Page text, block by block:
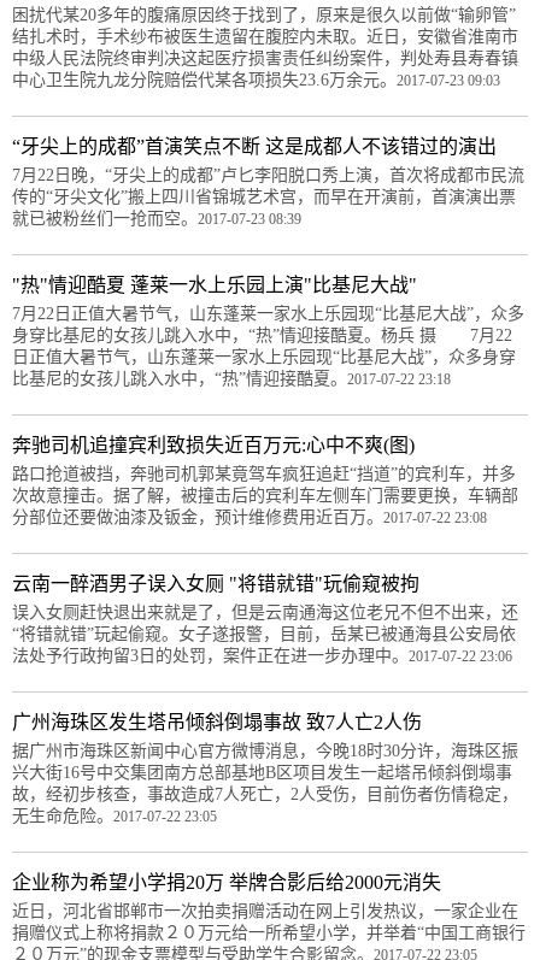
困扰代某20多年的腹痛原因终于找到了，原来是很久以前做“输卵管”
结扎术时，手术纱布被医生遗留在腹腔内未取。近日，安徽省淮南市
中级人民法院终审判决这起医疗损害责任纠纷案件，判处寿县寿春镇
中心卫生院九龙分院赔偿代某各项损失23.6万余元。 2017-07-23 09:03
“牙尖上的成都”首演笑点不断 这是成都人不该错过的演出
7月22日晚，“牙尖上的成都”卢匕李阳脱口秀上演，首次将成都市民流
传的“牙尖文化”搬上四川省锦城艺术宫，而早在开演前，首演演出票
就已被粉丝们一抢而空。 2017-07-23 08:39
"热"情迎酷夏 蓬莱一水上乐园上演"比基尼大战"
7月22日正值大暑节气，山东蓬莱一家水上乐园现“比基尼大战”，众多
身穿比基尼的女孩儿跳入水中，“热”情迎接酷夏。杨兵 摄 7月22
日正值大暑节气，山东蓬莱一家水上乐园现“比基尼大战”，众多身穿
比基尼的女孩儿跳入水中，“热”情迎接酷夏。 2017-07-22 23:18
奔驰司机追撞宾利致损失近百万元:心中不爽(图)
路口抢道被挡，奔驰司机郭某竟驾车疯狂追赶“挡道”的宾利车，并多
次故意撞击。据了解，被撞击后的宾利车左侧车门需要更换，车辆部
分部位还要做油漆及钣金，预计维修费用近百万。 2017-07-22 23:08
云南一醉酒男子误入女厕 "将错就错"玩偷窥被拘
误入女厕赶快退出来就是了，但是云南通海这位老兄不但不出来，还
“将错就错”玩起偷窥。女子遂报警，目前，岳某已被通海县公安局依
法处予行政拘留3日的处罚，案件正在进一步办理中。 2017-07-22 23:06
广州海珠区发生塔吊倾斜倒塌事故 致7人亡2人伤
据广州市海珠区新闻中心官方微博消息，今晚18时30分许，海珠区振
兴大街16号中交集团南方总部基地B区项目发生一起塔吊倾斜倒塌事
故，经初步核查，事故造成7人死亡，2人受伤，目前伤者伤情稳定，
无生命危险。 2017-07-22 23:05
企业称为希望小学捐20万 举牌合影后给2000元消失
近日，河北省邯郸市一次拍卖捐赠活动在网上引发热议，一家企业在
捐赠仪式上称将捐款２０万元给一所希望小学，并举着“中国工商银行
２０万元”的现金支票模型与受助学生合影留念。 2017-07-22 23:05